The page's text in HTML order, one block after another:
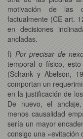
motivación de las
factualmente (CE art.
en decisiones
ancladas.
f) Por precisar de
temporal o físico,
(Schank y Abelson,
comportan un
en la justificación de
De nuevo, el
menos causalidad
sería un mayor
consigo una «evitación